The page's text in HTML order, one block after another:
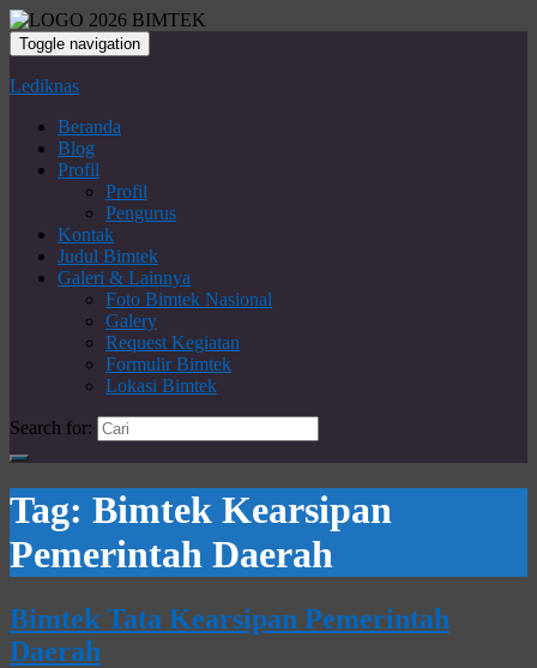
Toggle navigation
Lediknas
Beranda
Blog
Profil
Profil
Pengurus
Kontak
Judul Bimtek
Galeri & Lainnya
Foto Bimtek Nasional
Galery
Request Kegiatan
Formulir Bimtek
Lokasi Bimtek
Search for:
Tag: Bimtek Kearsipan
Pemerintah Daerah
Bimtek Tata Kearsipan Pemerintah
Daerah